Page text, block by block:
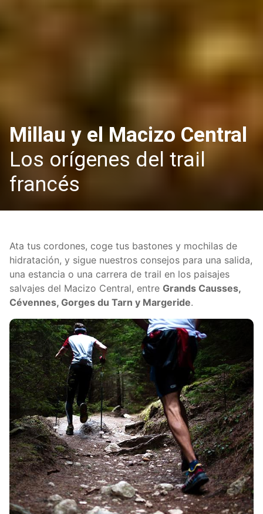
Millau y el Macizo Central
Los orígenes del trail
francés
Ata tus cordones, coge tus bastones y mochilas de
hidratación, y sigue nuestros consejos para una salida,
una estancia o una carrera de trail en los paisajes
salvajes del Macizo Central, entre Grands Causses,
Cévennes, Gorges du Tarn y Margeride.